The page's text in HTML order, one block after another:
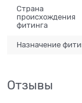
Страна
происхождения
фитинга
Назначение
Отзывы